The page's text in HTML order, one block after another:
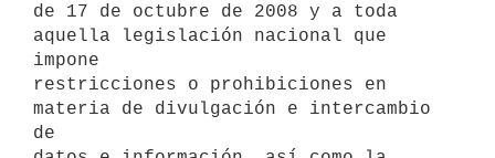
de 17 de octubre de 2008 y a toda
aquella legislación nacional que
impone
restricciones o prohibiciones en
materia de divulgación e intercambio
de